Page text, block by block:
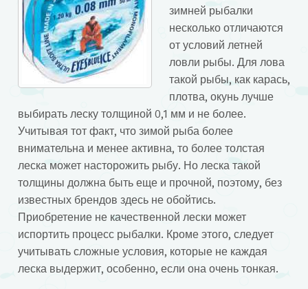
зимней рыбалки
несколько отличаются
от условий летней
ловли рыбы. Для лова
такой рыбы, как карась,
плотва, окунь лучше
выбирать леску толщиной 0,1 мм и не более.
Учитывая тот факт, что зимой рыба более
внимательна и менее активна, то более толстая
леска может насторожить рыбу. Но леска такой
толщины должна быть еще и прочной, поэтому, без
известных брендов здесь не обойтись.
Приобретение не качественной лески может
испортить процесс рыбалки. Кроме этого, следует
учитывать сложные условия, которые не каждая
леска выдержит, особенно, если она очень тонкая.